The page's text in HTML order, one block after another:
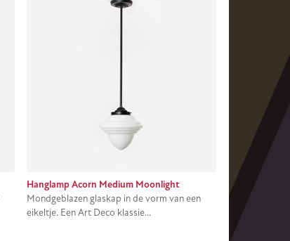
Hanglamp Acorn Medium Moonlight
Mondgeblazen glaskap in de vorm van een
eikeltje. Een Art Deco klassie...